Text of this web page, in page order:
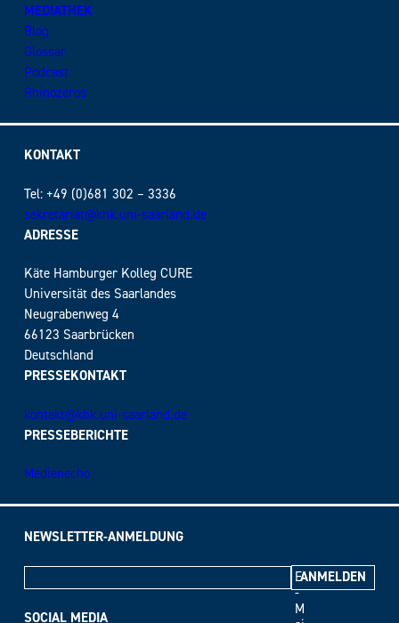
MEDIATHEK
Blog
Glossar
Podcast
Rhinozeros
KONTAKT
Tel: +49 (0)681 302 – 3336
sekretariat@khk.uni-saarland.de
ADRESSE
Käte Hamburger Kolleg CURE
Universität des Saarlandes
Neugrabenweg 4
66123 Saarbrücken
Deutschland
PRESSEKONTAKT
kontakt@khk.uni-saarland.de
PRESSEBERICHTE
Medienecho
NEWSLETTER-ANMELDUNG
E
-
M
SOCIAL MEDIA